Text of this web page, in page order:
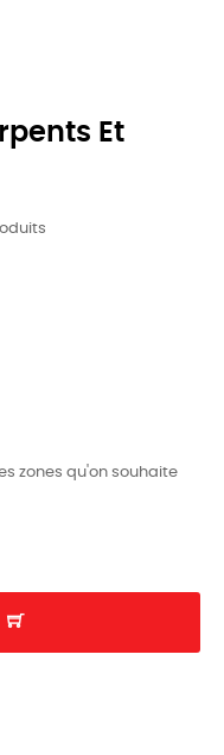
Et
zones qu'on souhaite